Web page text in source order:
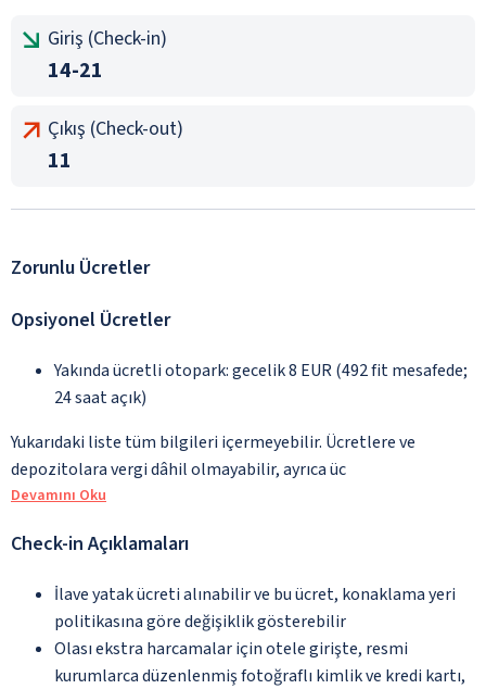
Giriş (Check-in)
14-21
Çıkış (Check-out)
11
Zorunlu Ücretler
Opsiyonel Ücretler
Yakında ücretli otopark: gecelik 8 EUR (492 fit mesafede;
24 saat açık)
Yukarıdaki liste tüm bilgileri içermeyebilir. Ücretlere ve
depozitolara vergi dâhil olmayabilir, ayrıca üc
Devamını Oku
Check-in Açıklamaları
İlave yatak ücreti alınabilir ve bu ücret, konaklama yeri
politikasına göre değişiklik gösterebilir
Olası ekstra harcamalar için otele girişte, resmi
kurumlarca düzenlenmiş fotoğraflı kimlik ve kredi kartı,